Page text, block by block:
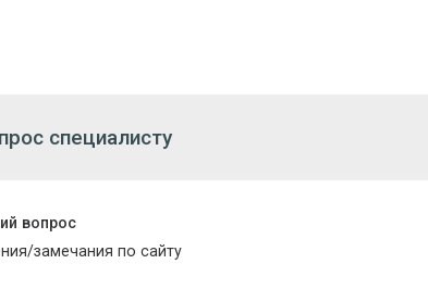
специалисту
вопрос
замечания по сайту